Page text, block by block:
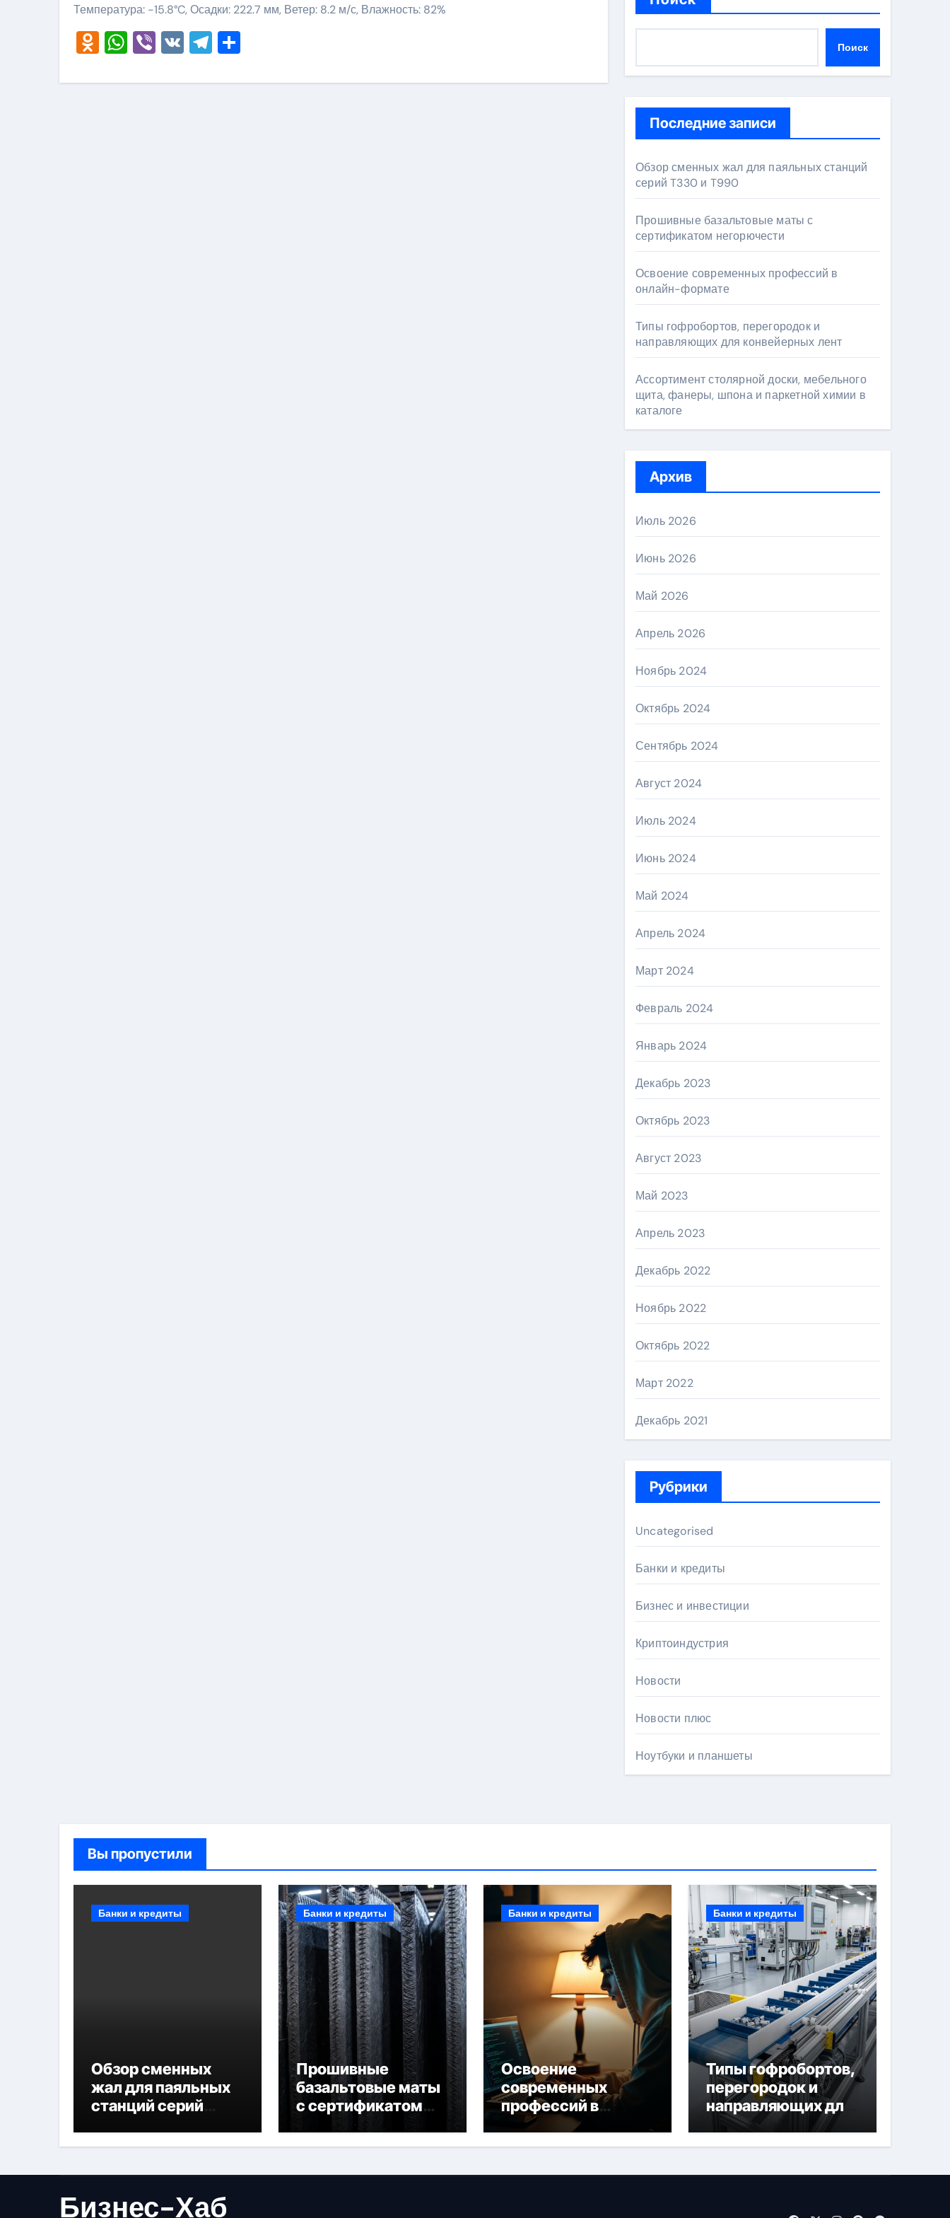
Температура: -15.8°C, Осадки: 222.7 мм, Ветер: 8.2 м/с, Влажность: 82%
Odnoklassniki
WhatsApp
Viber
VKTelegram Поиск
Последние записи
Обзор сменных жал для паяльных станций
серий T330 и T990
Прошивные базальтовые маты с
сертификатом негорючести
Освоение современных профессий в
онлайн-формате
Типы гофробортов, перегородок и
направляющих для конвейерных лент
Ассортимент столярной доски, мебельного
щита, фанеры, шпона и паркетной химии в
каталоге
Архив
Июль 2026
Июнь 2026
Май 2026
Апрель 2026
Ноябрь 2024
Октябрь 2024
Сентябрь 2024
Август 2024
Июль 2024
Июнь 2024
Май 2024
Апрель 2024
Март 2024
Февраль 2024
Январь 2024
Декабрь 2023
Октябрь 2023
Август 2023
Май 2023
Апрель 2023
Декабрь 2022
Ноябрь 2022
Октябрь 2022
Март 2022
Декабрь 2021
Рубрики
Uncategorised
Банки и кредиты
Бизнес и инвестиции
Криптоиндустрия
Новости
Новости плюс
Ноутбуки и планшеты
Вы пропустили
Банки и кредиты
Обзор сменных
жал для паяльных
станций серий
Банки и кредиты
Прошивные
базальтовые маты
с сертификатом
негорючести
Банки и кредиты
Освоение
современных
профессий в
онлайн-формате
Банки и кредиты
Типы гофробортов,
перегородок и
направляющих для
конвейерных лент
Бизнес-Хаб